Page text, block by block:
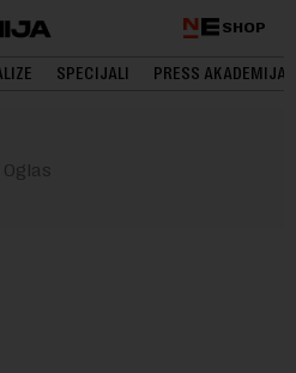
SHOP
SPECIJALI PRESS AKADEMIJA